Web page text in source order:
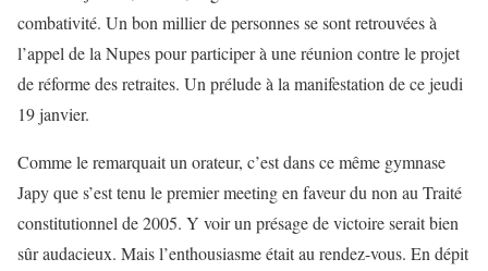
combativité. Un bon millier de personnes se sont retrouvées à
l’appel de la Nupes pour participer à une réunion contre le projet
de réforme des retraites. Un prélude à la manifestation de ce jeudi
19 janvier.
Comme le remarquait un orateur, c’est dans ce même gymnase
Japy que s’est tenu le premier meeting en faveur du non au Traité
constitutionnel de 2005. Y voir un présage de victoire serait bien
sûr audacieux. Mais l’enthousiasme était au rendez-vous. En dépit